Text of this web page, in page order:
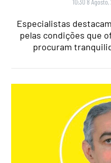
10:30 8 Agosto,
Especialistas
pelas condições que
procuram